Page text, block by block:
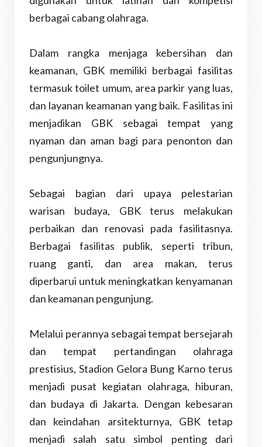
berbagai cabang olahraga.
Dalam rangka menjaga kebersihan dan
keamanan, GBK memiliki berbagai fasilitas
termasuk toilet umum, area parkir yang luas,
dan layanan keamanan yang baik. Fasilitas ini
menjadikan GBK sebagai tempat yang
nyaman dan aman bagi para penonton dan
pengunjungnya.
Sebagai bagian dari upaya pelestarian
warisan budaya, GBK terus melakukan
perbaikan dan renovasi pada fasilitasnya.
Berbagai fasilitas publik, seperti tribun,
ruang ganti, dan area makan, terus
diperbarui untuk meningkatkan kenyamanan
dan keamanan pengunjung.
Melalui perannya sebagai tempat bersejarah
dan tempat pertandingan olahraga
prestisius, Stadion Gelora Bung Karno terus
menjadi pusat kegiatan olahraga, hiburan,
dan budaya di Jakarta. Dengan kebesaran
dan keindahan arsitekturnya, GBK tetap
menjadi salah satu simbol penting dari